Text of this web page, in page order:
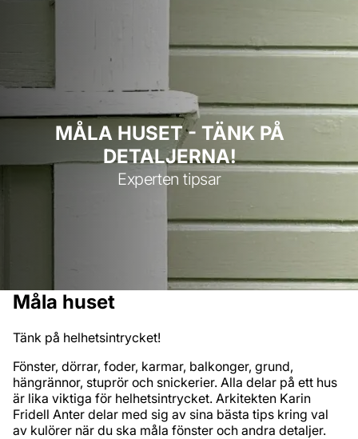
MÅLA HUSET - TÄNK PÅ
DETALJERNA!
Experten tipsar
Måla huset
Tänk på helhetsintrycket!
Fönster, dörrar, foder, karmar, balkonger, grund,
hängrännor, stuprör och snickerier. Alla delar på ett hus
är lika viktiga för helhetsintrycket. Arkitekten Karin
Fridell Anter delar med sig av sina bästa tips kring val
av kulörer när du ska måla fönster och andra detaljer.